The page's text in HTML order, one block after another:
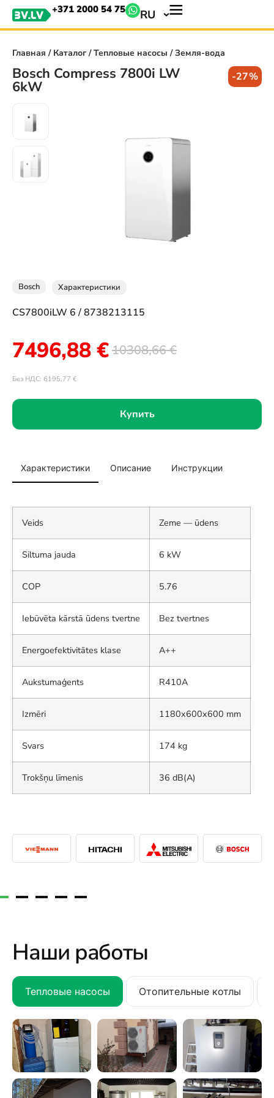
+371 2000 54 75 RU
Главная / Каталог/Тепловые насосы / Земля-вода
Bosch Compress 7800i LW
6kW
-27%
Bosch Характеристики
CS7800iLW 6 / 8738213115
10308,66€
7496,88€
Без НДС: 6195,77 €
Купить
Характеристики Описание Инструкции
Veids Zeme — ūdens
Siltuma jauda 6 kW
COP 5.76
Iebūvēta kārstā ūdens tvertne Bez tvertnes
Energoefektivitātes klase A++
Aukstumaģents R410A
Izmēri 1180x600x600 mm
Svars 174 kg
Trokšņu līmenis 36 dB(A)
Наши работы
Тепловые насосы Отопительные котлы